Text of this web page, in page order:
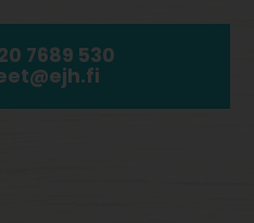
7689 530